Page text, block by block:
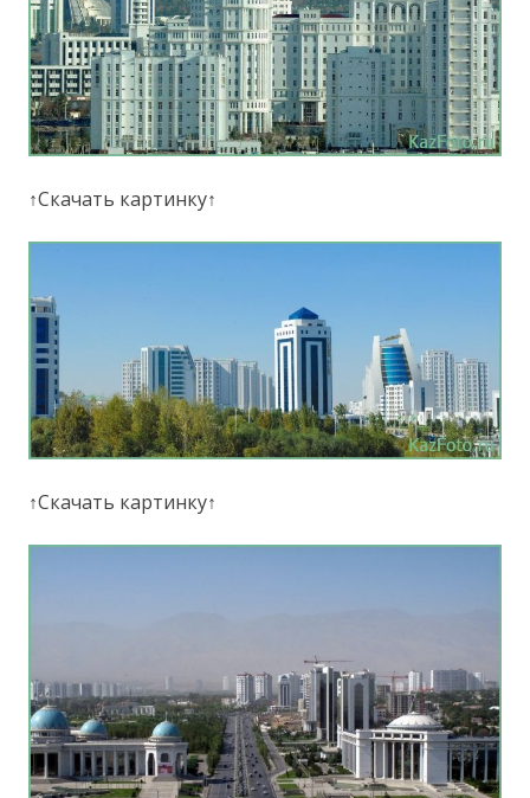
↑Скачать картинку↑
↑Скачать картинку↑